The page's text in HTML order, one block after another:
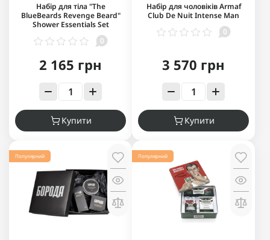
Набір для тіла "The
BlueBeards Revenge Beard"
Shower Essentials Set
0
2 165 грн
Купити
Набір для чоловіків Armaf
Club De Nuit Intense Man
0
3 570 грн
Купити
Популярний Популярний